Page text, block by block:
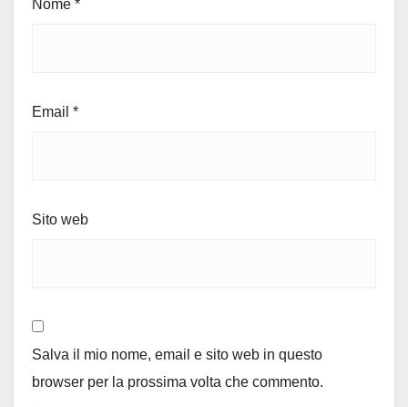
Nome *
Email *
Sito web
Salva il mio nome, email e sito web in questo
browser per la prossima volta che commento.